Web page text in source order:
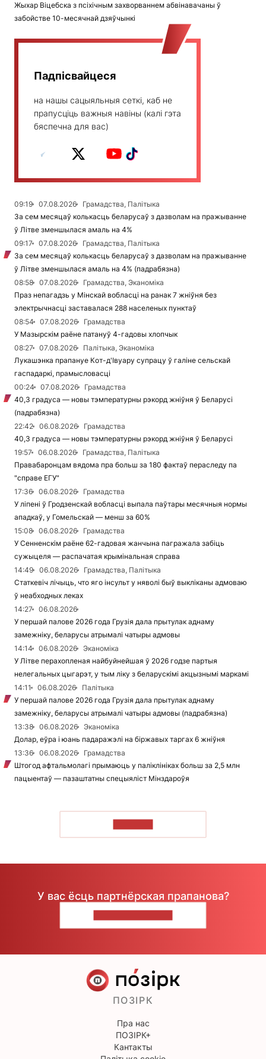
Жыхар Віцебска з псіхічным захворваннем абвінавачаны ў
забойстве 10-месячнай дзяўчынкі
Падпісвайцеся
на нашы сацыяльныя сеткі, каб не
прапусціць важныя навіны (калі гэта
бяспечна для вас)
09:19 07.08.2026
Грамадства, Палітыка
За сем месяцаў колькасць беларусаў з дазволам на пражыванне
ў Літве зменшылася амаль на 4%
09:17
07.08.2026
Грамадства, Палітыка
За сем месяцаў колькасць беларусаў з дазволам на пражыванне
ў Літве зменшылася амаль на 4% (падрабязна)
08:58
07.08.2026
Грамадства, Эканоміка
Праз непагадзь у Мінскай вобласці на ранак 7 жніўня без
электрычнасці заставалася 288 населеных пунктаў
08:54
07.08.2026
Грамадства
У Мазырскім раёне патануў 4-гадовы хлопчык
08:27
07.08.2026
Палітыка, Эканоміка
Лукашэнка прапануе Кот-д'Івуару супрацу ў галіне сельскай
гаспадаркі, прамысловасці
00:24
07.08.2026
Грамадства
40,3 градуса — новы тэмпературны рэкорд жніўня ў Беларусі
(падрабязна)
22:42
06.08.2026
Грамадства
40,3 градуса — новы тэмпературны рэкорд жніўня ў Беларусі
19:57
06.08.2026
Грамадства, Палітыка
Правабаронцам вядома пра больш за 180 фактаў пераследу па
"справе ЕГУ"
17:36
06.08.2026
Грамадства
У ліпені ў Гродзенскай вобласці выпала паўтары месячныя нормы
ападкаў, у Гомельскай — менш за 60%
15:08
06.08.2026
Грамадства
У Сенненскім раёне 62-гадовая жанчына пагражала забіць
сужыцеля — распачатая крымінальная справа
14:49
06.08.2026
Грамадства, Палітыка
Статкевіч лічыць, что яго інсульт у няволі быў выкліканы адмоваю
ў неабходных леках
14:27
06.08.2026
У першай палове 2026 года Грузія дала прытулак аднаму
замежніку, беларусы атрымалі чатыры адмовы
14:14
06.08.2026
Эканоміка
У Літве перахопленая найбуйнейшая ў 2026 годзе партыя
нелегальных цыгарэт, у тым ліку з беларускімі акцызнымі маркамі
14:11
06.08.2026
Палітыка
У першай палове 2026 года Грузія дала прытулак аднаму
замежніку, беларусы атрымалі чатыры адмовы (падрабязна)
13:38
06.08.2026
Эканоміка
Долар, еўра і юань падаражэлі на біржавых таргах 6 жніўня
13:36
06.08.2026
Грамадства
Штогод афтальмолагі прымаюць у паліклініках больш за 2,5 млн
пацыентаў — пазаштатны спецыяліст Мінздароўя
У вас ёсць партнёрская прапанова?
ПОЗІРК
Пра нас
ПОЗІРК+
Кантакты